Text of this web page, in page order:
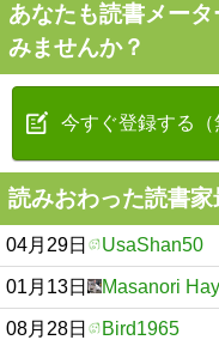
あなたも読書メー
みませんか？
今すぐ登録する（
読みおわった読書
04月29日 UsaShan50
01月13日 Masanori
08月28日 Bird1965